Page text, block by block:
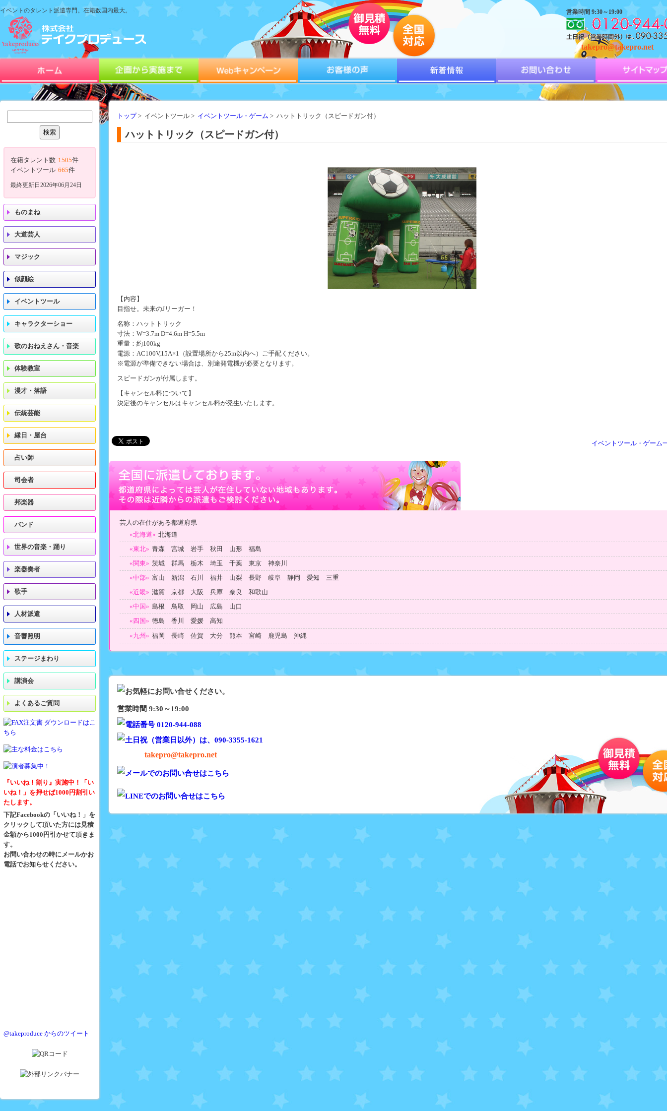
イベントのタレント派遣専門。在籍数国内最大。 営業時間 9:30～19:00
takepro@takepro.net
トップ> イベントツール > イベントツール・ゲーム > ハットトリック（スピードガン付）
ハットトリック（スピードガン付）
【内容】
目指せ。未来のJリーガー！
名称：ハットトリック
寸法：W=3.7m D=4.6m H=5.5m
重量：約100kg
電源：AC100V,15A×1（設置場所から25m以内へ）ご手配ください。
※電源が準備できない場合は、別途発電機が必要となります。
スピードガンが付属します。
【キャンセル料について】
決定後のキャンセルはキャンセル料が発生いたします。
イベントツール・ゲーム
芸人の在住がある都道府県
«北海道» 北海道
«東北» 青森 宮城 岩手 秋田 山形 福島
«関東» 茨城 群馬 栃木 埼玉 千葉 東京 神奈川
«中部» 富山 新潟 石川 福井 山梨 長野 岐阜 静岡 愛知 三重
«近畿» 滋賀 京都 大阪 兵庫 奈良 和歌山
«中国» 島根 鳥取 岡山 広島 山口
«四国» 徳島 香川 愛媛 高知
«九州» 福岡 長崎 佐賀 大分 熊本 宮崎 鹿児島 沖縄
営業時間 9:30～19:00
takepro@takepro.net
在籍タレント数 1505件
イベントツール 665件
最終更新日2026年06月24日
ものまね
大道芸人
マジック
似顔絵
イベントツール
キャラクターショー
歌のおねえさん・音楽
体験教室
漫才・落語
伝統芸能
縁日・屋台
占い師
司会者
邦楽器
バンド
世界の音楽・踊り
楽器奏者
歌手
人材派遣
音響照明
ステージまわり
講演会
よくあるご質問
『いいね！割り』実施中！「い
いね！」を押せば1000円割引い
たします。
下記Facebookの「いいね！」を
クリックして頂いた方には見積
金額から1000円引かせて頂きま
す。
お問い合わせの時にメールかお
電話でお知らせください。
@takeproduce からのツイート